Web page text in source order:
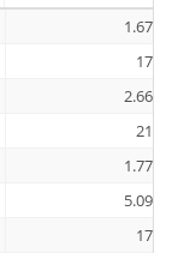
1.675
179
2.666
210
1.774
5.098
172